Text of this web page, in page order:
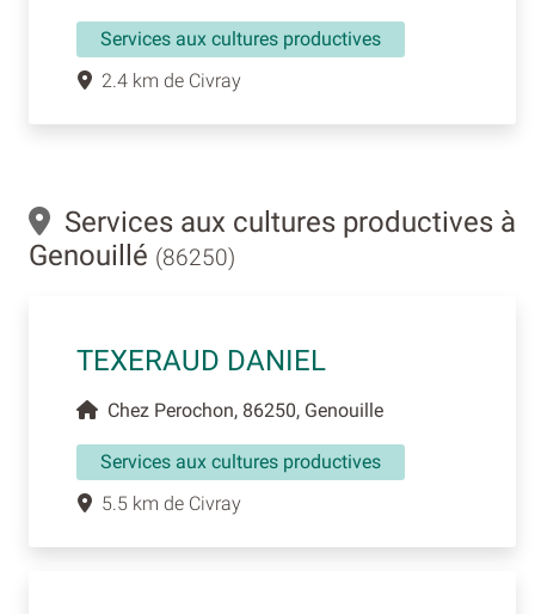
Services aux cultures productives
2.4 km de Civray
Services aux cultures productives à
Genouillé (86250)
TEXERAUD DANIEL
Chez Perochon, 86250, Genouille
Services aux cultures productives
5.5 km de Civray